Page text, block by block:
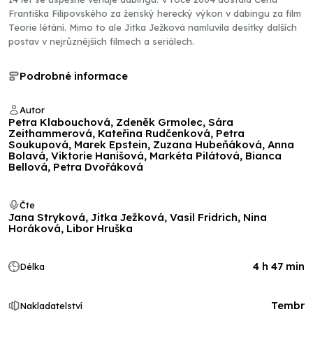
Františka Filipovského za ženský herecký výkon v dabingu za film
Teorie létání. Mimo to ale Jitka Ježková namluvila desítky dalších
postav v nejrůznějších filmech a seriálech.
Podrobné informace
Autor
Petra Klabouchová, Zdeněk Grmolec, Sára
Zeithammerová, Kateřina Rudčenková, Petra
Soukupová, Marek Epstein, Zuzana Hubeňáková, Anna
Bolavá, Viktorie Hanišová, Markéta Pilátová, Bianca
Bellová, Petra Dvořáková
Čte
Jana Stryková, Jitka Ježková, Vasil Fridrich, Nina
Horáková, Libor Hruška
Délka 4 h 47 min
Nakladatelství Tembr